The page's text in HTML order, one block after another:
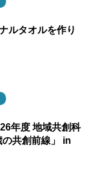
ルタオルを作り
年度 地域共創科
共創前線」 in